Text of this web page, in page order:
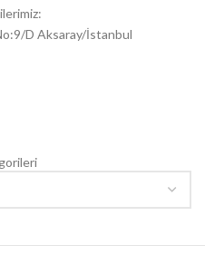
D Aksaray/İstanbul